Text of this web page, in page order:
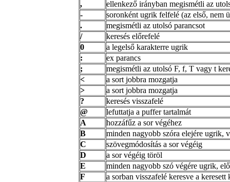
,
ellenkező irányban megismétli az
-
soronként ugrik felfelé (az első, nem
.
megismétli az utolsó parancsot
/
keresés előrefelé
0
a legelső karakterre ugrik
:
ex parancs
;
megismétli az utolsó F, f, T vagy t
<
a sort jobbra mozgatja
>
a sort jobbra mozgatja
?
keresés visszafelé
@
lefuttatja a puffer tartalmát
A
hozzáfűz a sor végéhez
B
minden nagyobb szóra elejére ugrik,
C
szövegmódosítás a sor végéig
D
a sor végéig töröl
E
minden nagyobb szó végére ugrik,
F
a sorban visszafelé keresve a